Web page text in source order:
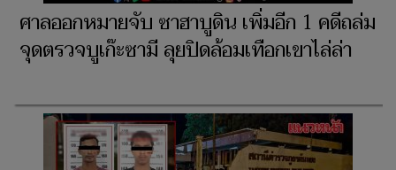
ศาลออกหมายจับ ซาฮาบูดิน เพิ่มอีก 1 คดีถล่ม
จุดตรวจบูเก๊ะซามี ลุยปิดล้อมเทือกเขาไล่ล่า